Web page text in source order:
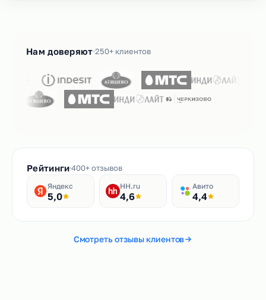
Нам доверяют 250+ клиентов
Рейтинги400+ отзывов
Яндекс
5,0
HH.ru
4,6
Авито
4,4
Смотреть отзывы клиентов